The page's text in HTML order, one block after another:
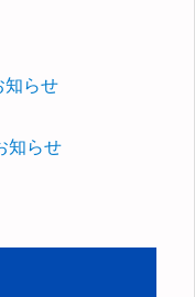
知らせ
知らせ